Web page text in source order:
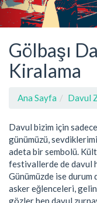
Gölbaşı
Kiralama
Ana Sayfa Davul
Davul bizim için
günümüzü,
adeta bir sembolü.
festivallerde de davul
Günümüzde ise durum
asker eğlenceleri, gelin
gözler hep davul